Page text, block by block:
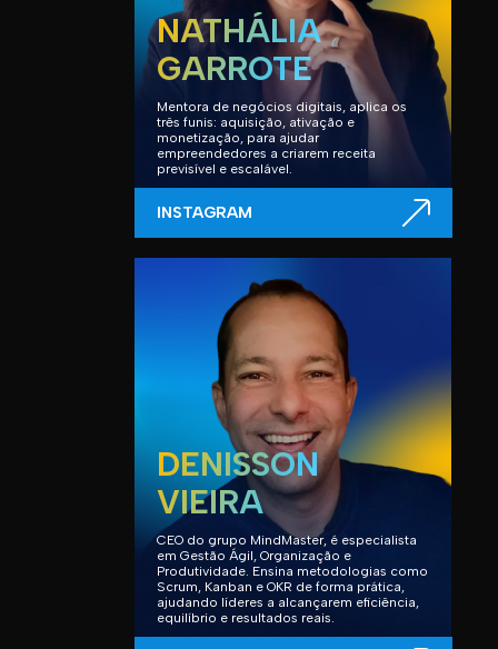
NATHÁLIA
GARROTE
Mentora de negócios digitais, aplica os
três funis: aquisição, ativação e
monetização, para ajudar
empreendedores a criarem receita
previsível e escalável.
INSTAGRAM
DENISSON
VIEIRA
CEO do grupo MindMaster, é especialista
em Gestão Ágil, Organização e
Produtividade. Ensina metodologias como
Scrum, Kanban e OKR de forma prática,
ajudando líderes a alcançarem eficiência,
equilíbrio e resultados reais.